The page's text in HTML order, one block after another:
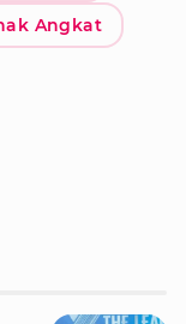
Angkat